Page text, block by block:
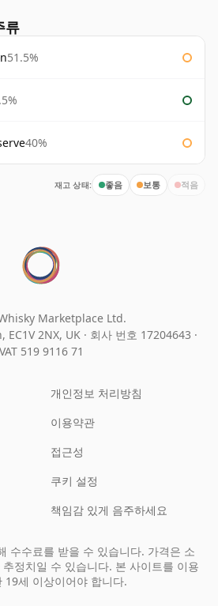
류
51.5%
40%
재고 상태: 좋음 보통 적음
Marketplace Ltd.
2NX, UK · 회사 번호 17204643 ·
VAT 519 9116 71
개인정보 처리방침
이용약관
접근성
쿠키 설정
책임감 있게 음주하세요
수수료를 받을 수 있습니다. 가격은 소
정치일 수 있습니다. 본 사이트를 이용
19세 이상이어야 합니다.